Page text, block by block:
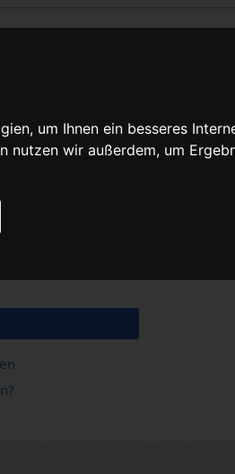
um Ihnen ein besseres
nutzen wir außerdem, um